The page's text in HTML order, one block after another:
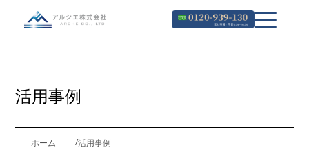
活用事例
ホーム 活用事例